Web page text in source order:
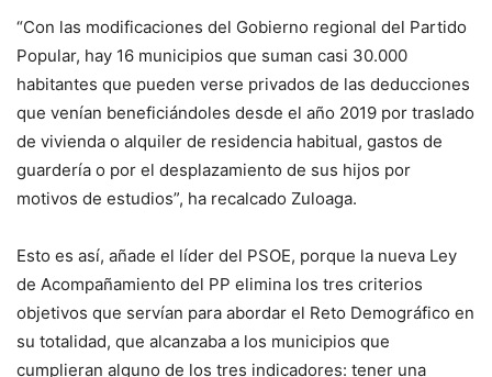
“Con las modificaciones del Gobierno regional del Partido
Popular, hay 16 municipios que suman casi 30.000
habitantes que pueden verse privados de las deducciones
que venían beneficiándoles desde el año 2019 por traslado
de vivienda o alquiler de residencia habitual, gastos de
guardería o por el desplazamiento de sus hijos por
motivos de estudios”, ha recalcado Zuloaga.
Esto es así, añade el líder del PSOE, porque la nueva Ley
de Acompañamiento del PP elimina los tres criterios
objetivos que servían para abordar el Reto Demográfico en
su totalidad, que alcanzaba a los municipios que
cumplieran alguno de los tres indicadores: tener una